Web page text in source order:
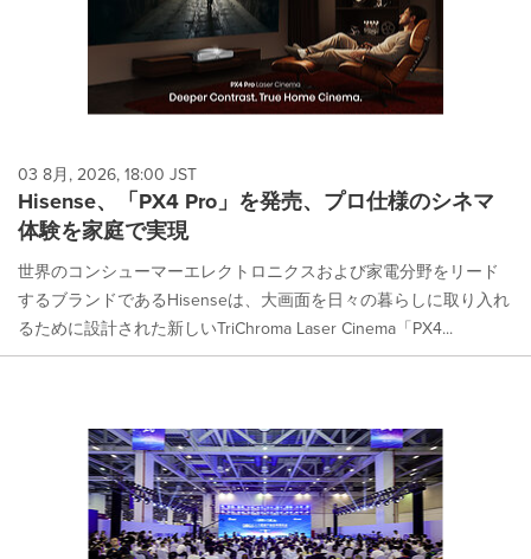
each
option
is
selected.
03 8月, 2026, 18:00 JST
Hisense、「PX4 Pro」を発売、プロ仕様のシネマ
体験を家庭で実現
世界のコンシューマーエレクトロニクスおよび家電分野をリード
するブランドであるHisenseは、大画面を日々の暮らしに取り入れ
るために設計された新しいTriChroma Laser Cinema「PX4...